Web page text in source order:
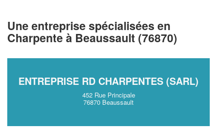
Une entreprise spécialisées en
Charpente à Beaussault (76870)
ENTREPRISE RD CHARPENTES (SARL)
452 Rue Principale
76870 Beaussault
Augmentez votre chiffre
vosmargestout en gagnant de
nouveaux clients!